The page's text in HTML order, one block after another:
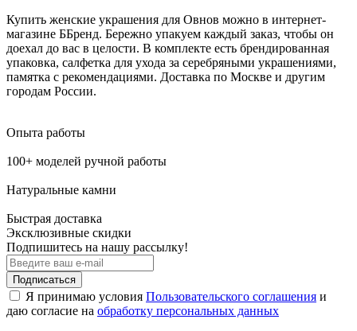
Купить женские украшения для Овнов можно в интернет-
магазине ББренд. Бережно упакуем каждый заказ, чтобы он
доехал до вас в целости. В комплекте есть брендированная
упаковка, салфетка для ухода за серебряными украшениями,
памятка с рекомендациями. Доставка по Москве и другим
городам России.
Опыта работы
100+ моделей ручной работы
Натуральные камни
Быстрая доставка
Эксклюзивные скидки
Подпишитесь на нашу рассылку!
Подписаться
Я принимаю условия Пользовательского соглашения и
даю согласие на обработку персональных данных